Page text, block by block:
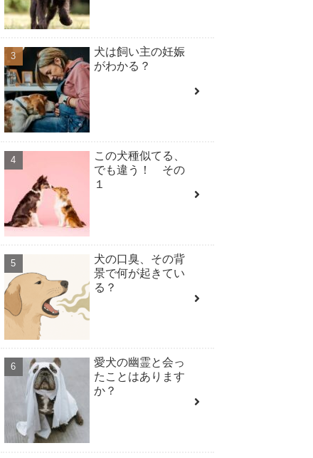
犬は飼い主の妊娠
がわかる？
この犬種似てる、
でも違う！ その
１
犬の口臭、その背
景で何が起きてい
る？
愛犬の幽霊と会っ
たことはあります
か？